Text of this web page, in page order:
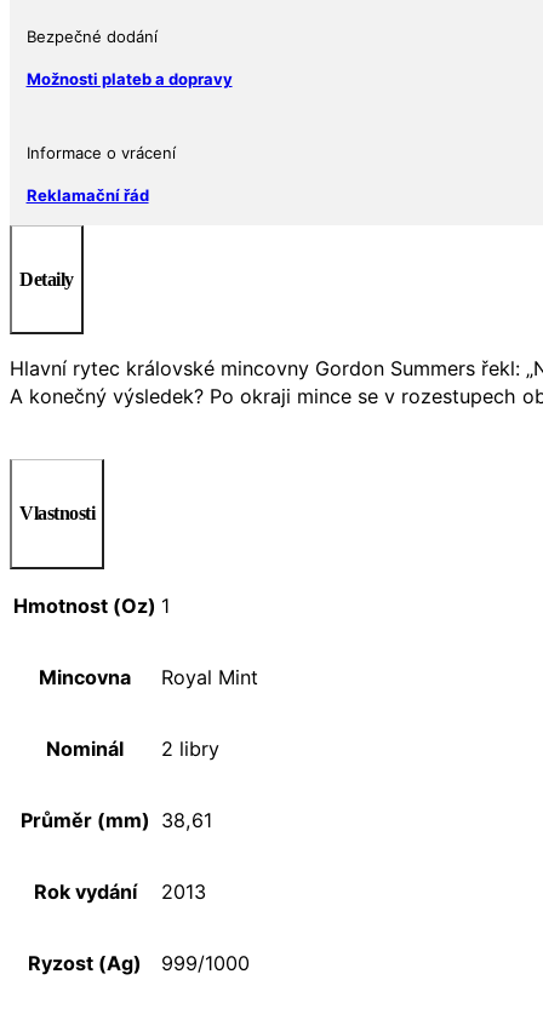
Bezpečné dodání
Možnosti plateb a dopravy
Informace o vrácení
Reklamační řád
Detaily
Hlavní rytec královské mincovny Gordon Summers řekl:
A konečný výsledek? Po okraji mince se v rozestupech
Vlastnosti
Hmotnost (Oz) 1
Mincovna Royal Mint
Nominál 2 libry
Průměr (mm) 38,61
Rok vydání 2013
Ryzost (Ag) 999/1000